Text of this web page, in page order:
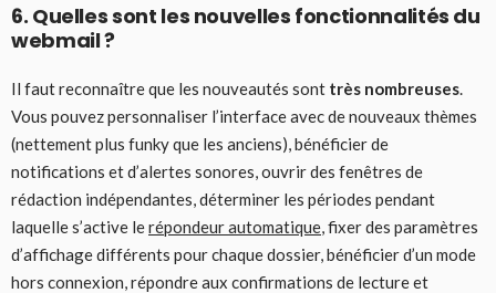
6. Quelles sont les nouvelles fonctionnalités du
webmail ?
Il faut reconnaître que les nouveautés sont très nombreuses.
Vous pouvez personnaliser l’interface avec de nouveaux thèmes
(nettement plus funky que les anciens), bénéficier de
notifications et d’alertes sonores, ouvrir des fenêtres de
rédaction indépendantes, déterminer les périodes pendant
laquelle s’active lerépondeur automatique, fixer des paramètres
d’affichage différents pour chaque dossier, bénéficier d’un mode
hors connexion, répondre aux confirmations de lecture et